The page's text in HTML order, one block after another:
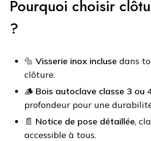
Pourquoi choisir
?
🔩 Visserie inox incluse dans
clôture.
🪵 Bois autoclave classe 3 ou
profondeur pour une
📄 Notice de pose détaillée,
accessible à tous.